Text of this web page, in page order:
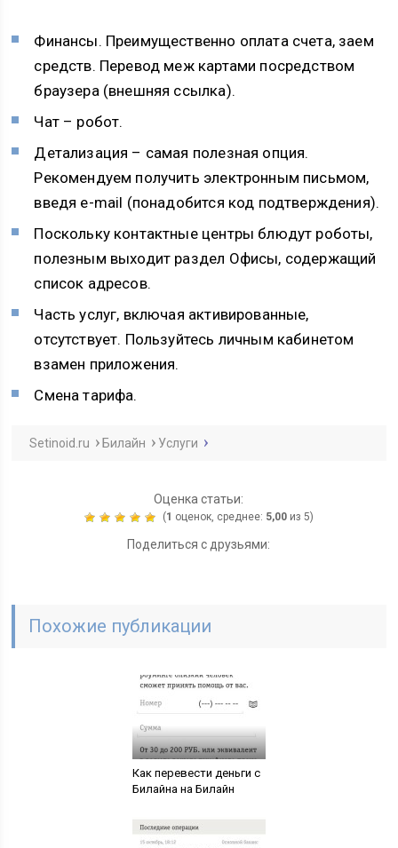
Финансы. Преимущественно оплата счета, заем
средств. Перевод меж картами посредством
браузера (внешняя ссылка).
Чат – робот.
Детализация – самая полезная опция.
Рекомендуем получить электронным письмом,
введя e-mail (понадобится код подтверждения).
Поскольку контактные центры блюдут роботы,
полезным выходит раздел Офисы, содержащий
список адресов.
Часть услуг, включая активированные,
отсутствует. Пользуйтесь личным кабинетом
взамен приложения.
Смена тарифа.
Setinoid.ru Билайн Услуги
Оценка статьи:
(1 оценок, среднее: 5,00из 5)
Поделиться с друзьями:
Похожие публикации
Как перевести деньги с
Билайна на Билайн